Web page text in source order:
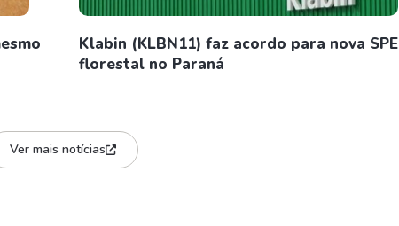
Klabin (KLBN11) faz acordo para nova SPE
florestal no Paraná
Ver mais notícias